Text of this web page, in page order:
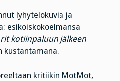
lyhytelokuvia ja
esikoiskokoelmansa
kotiinpaluun jälkeen
kustantamana.
kritiikin MotMot,